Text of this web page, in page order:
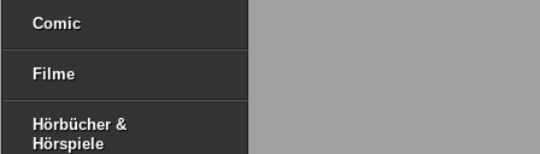
Comic
Filme
Hörbücher &
Hörspiele